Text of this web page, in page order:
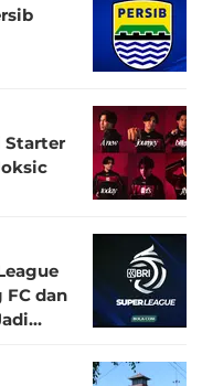
Starter
FC dan